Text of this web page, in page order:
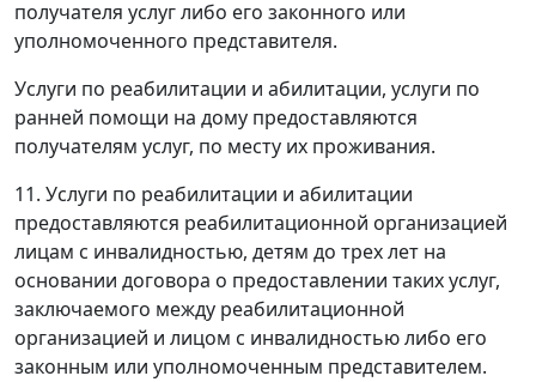
получателя услуг либо его законного или
уполномоченного представителя.
Услуги по реабилитации и абилитации, услуги по
ранней помощи на дому предоставляются
получателям услуг, по месту их проживания.
11. Услуги по реабилитации и абилитации
предоставляются реабилитационной организацией
лицам с инвалидностью, детям до трех лет на
основании договора о предоставлении таких услуг,
заключаемого между реабилитационной
организацией и лицом с инвалидностью либо его
законным или уполномоченным представителем.